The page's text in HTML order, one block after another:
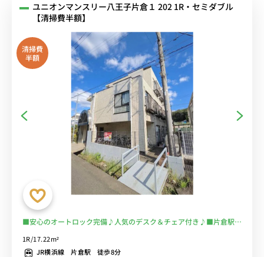
ユニオンマンスリー八王子片倉１ 202 1R・セミダブル
【清掃費半額】
清掃費
半額
■安心のオートロック完備♪人気のデスク＆チェア付き♪■片倉駅・
Wi-Fi格安レンタル中！
1R/17.22m²
JR横浜線 片倉駅 徒歩8分